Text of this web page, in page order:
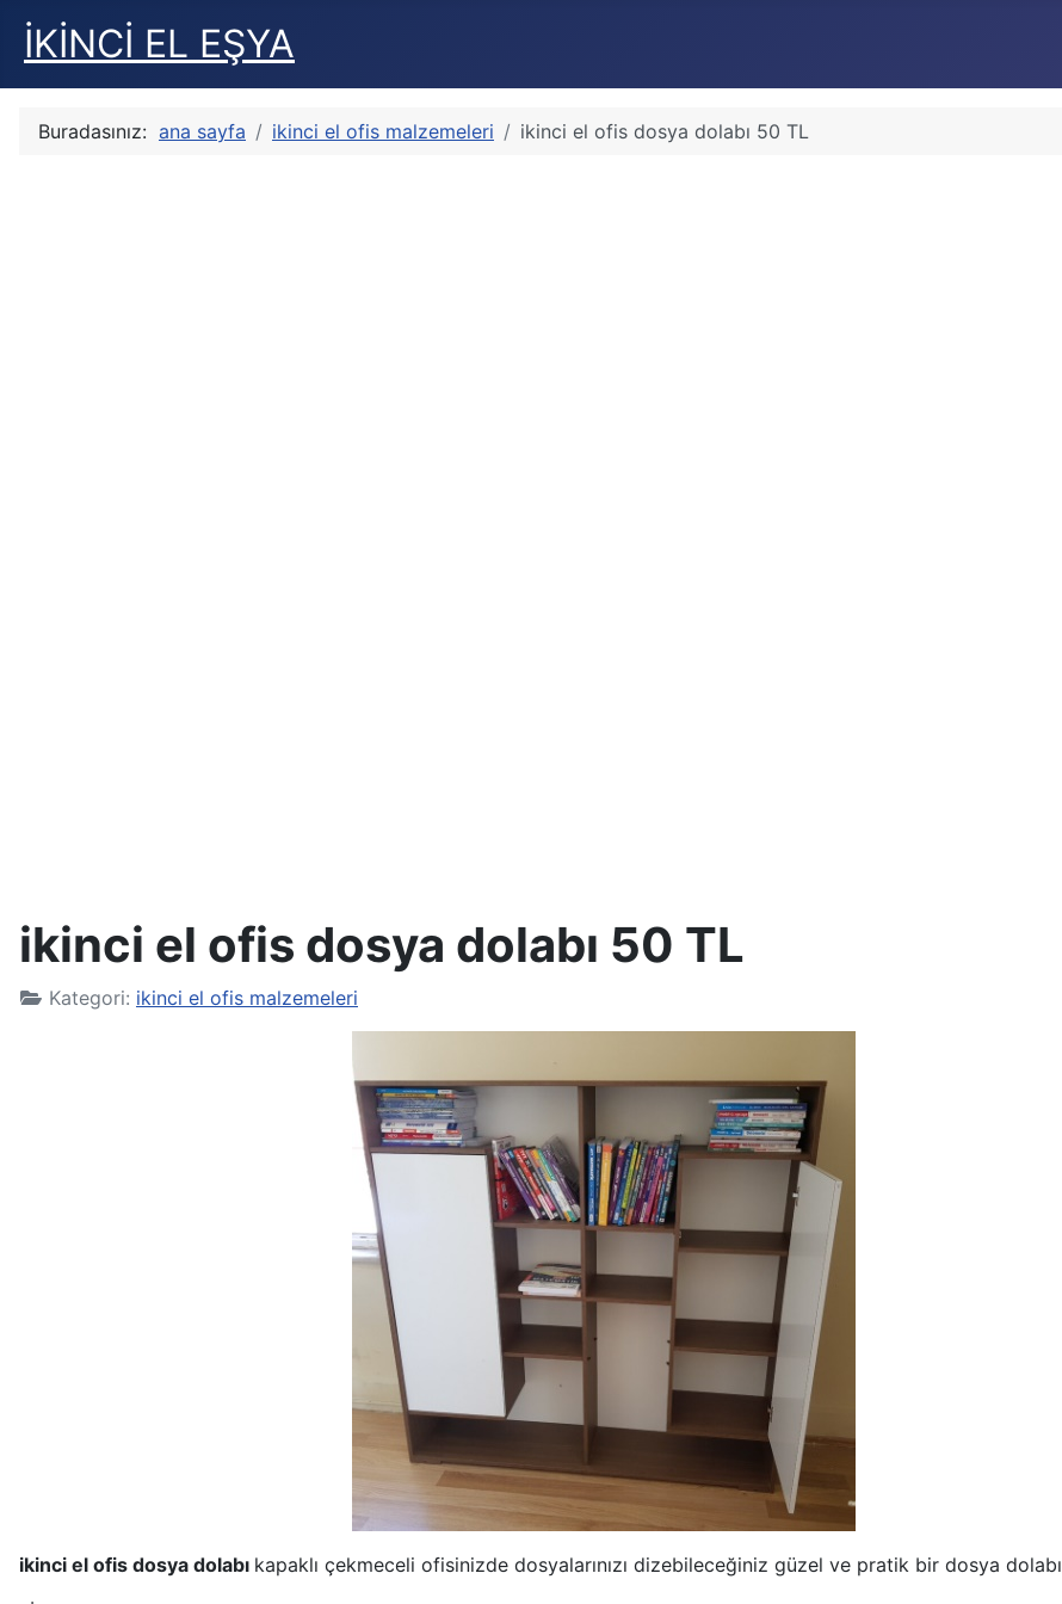
İKİNCİ EL EŞYA
Buradasınız: ana sayfa ikinci el ofis malzemeleri ikinci el ofis dosya dolabı 50 TL
ikinci el ofis dosya dolabı 50 TL
Kategori: ikinci el ofis malzemeleri
ikinci el ofis dosya dolabı kapaklı çekmeceli ofisinizde dosyalarınızı dizebileceğiniz güzel ve pratik bir dosya dolabı